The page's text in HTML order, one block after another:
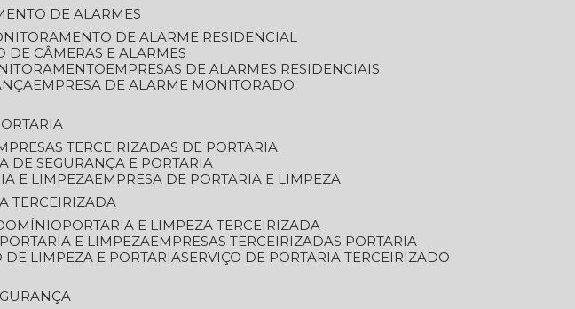
DE ALARMES
DE ALARME RESIDENCIAL
DE CÂMERAS E ALARMES
EMPRESAS DE ALARMES RESIDENCIAIS
EMPRESA DE ALARME MONITORADO
TERCEIRIZADAS DE PORTARIA
DE SEGURANÇA E PORTARIA
E LIMPEZA
EMPRESA DE PORTARIA E LIMPEZA
TERCEIRIZADA
PORTARIA E LIMPEZA TERCEIRIZADA
E LIMPEZA
EMPRESAS TERCEIRIZADAS PORTARIA
DE LIMPEZA E PORTARIA SERVIÇO DE PORTARIA TERCEIRIZADO